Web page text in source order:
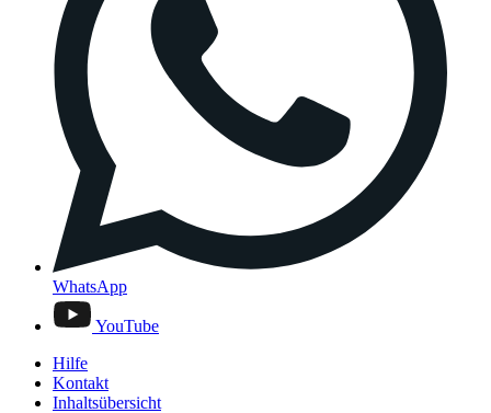
WhatsApp
YouTube
Hilfe
Kontakt
Inhaltsübersicht